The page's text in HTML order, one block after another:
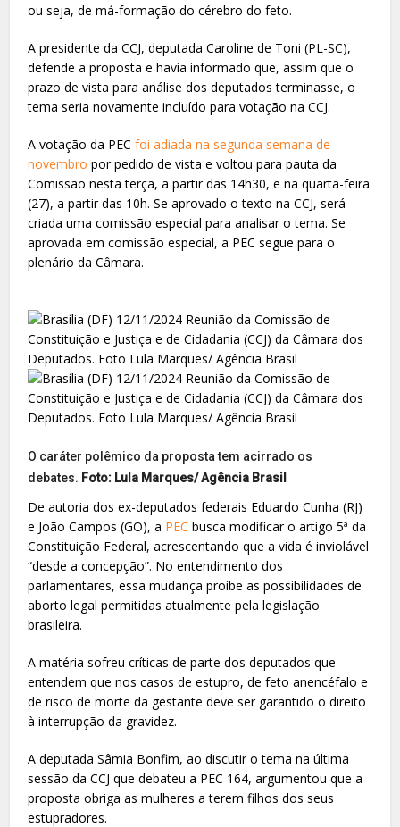
ou seja, de má-formação do cérebro do feto.
A presidente da CCJ, deputada Caroline de Toni (PL-SC),
defende a proposta e havia informado que, assim que o
prazo de vista para análise dos deputados terminasse, o
tema seria novamente incluído para votação na CCJ.
A votação da PECfoi adiada na segunda semana de
novembro por pedido de vista e voltou para pauta da
Comissão nesta terça, a partir das 14h30, e na quarta-feira
(27), a partir das 10h. Se aprovado o texto na CCJ, será
criada uma comissão especial para analisar o tema. Se
aprovada em comissão especial, a PEC segue para o
plenário da Câmara.
O caráter polêmico da proposta tem acirrado os
debates. Foto: Lula Marques/ Agência Brasil
De autoria dos ex-deputados federais Eduardo Cunha (RJ)
e João Campos (GO), a PEC busca modificar o artigo 5ª da
Constituição Federal, acrescentando que a vida é inviolável
“desde a concepção”. No entendimento dos
parlamentares, essa mudança proíbe as possibilidades de
aborto legal permitidas atualmente pela legislação
brasileira.
A matéria sofreu críticas de parte dos deputados que
entendem que nos casos de estupro, de feto anencéfalo e
de risco de morte da gestante deve ser garantido o direito
à interrupção da gravidez.
A deputada Sâmia Bonfim, ao discutir o tema na última
sessão da CCJ que debateu a PEC 164, argumentou que a
proposta obriga as mulheres a terem filhos dos seus
estupradores.